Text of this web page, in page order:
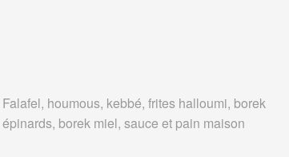
Falafel, houmous, kebbé, frites halloumi, borek
épinards, borek miel, sauce et pain maison